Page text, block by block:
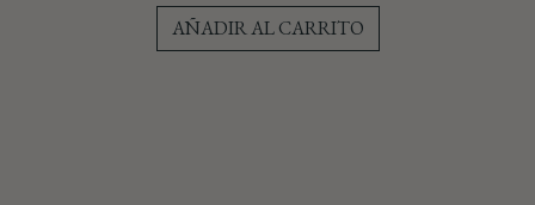
AÑADIR AL CARRITO